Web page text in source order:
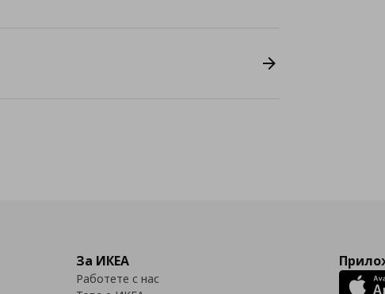
За ИКЕА
Работете с нас